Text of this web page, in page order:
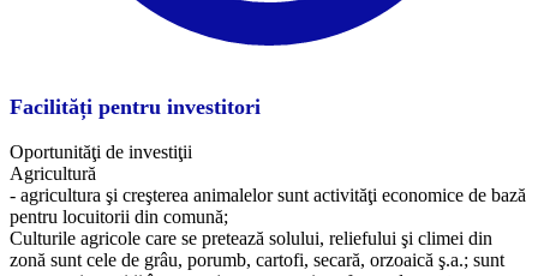
Facilități pentru investitori
Oportunităţi de investiţii
Agricultură
- agricultura şi creşterea animalelor sunt activităţi economice de bază
pentru locuitorii din comună;
Culturile agricole care se pretează solului, reliefului şi climei din
zonă sunt cele de grâu, porumb, cartofi, secară, orzoaică ş.a.; sunt